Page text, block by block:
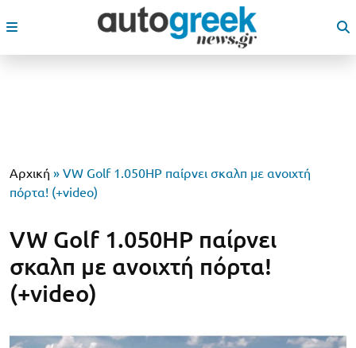
Αρχική » VW Golf 1.050HP παίρνει σκαλπ με ανοιχτή
πόρτα! (+video)
VW Golf 1.050HP παίρνει
σκαλπ με ανοιχτή πόρτα!
(+video)